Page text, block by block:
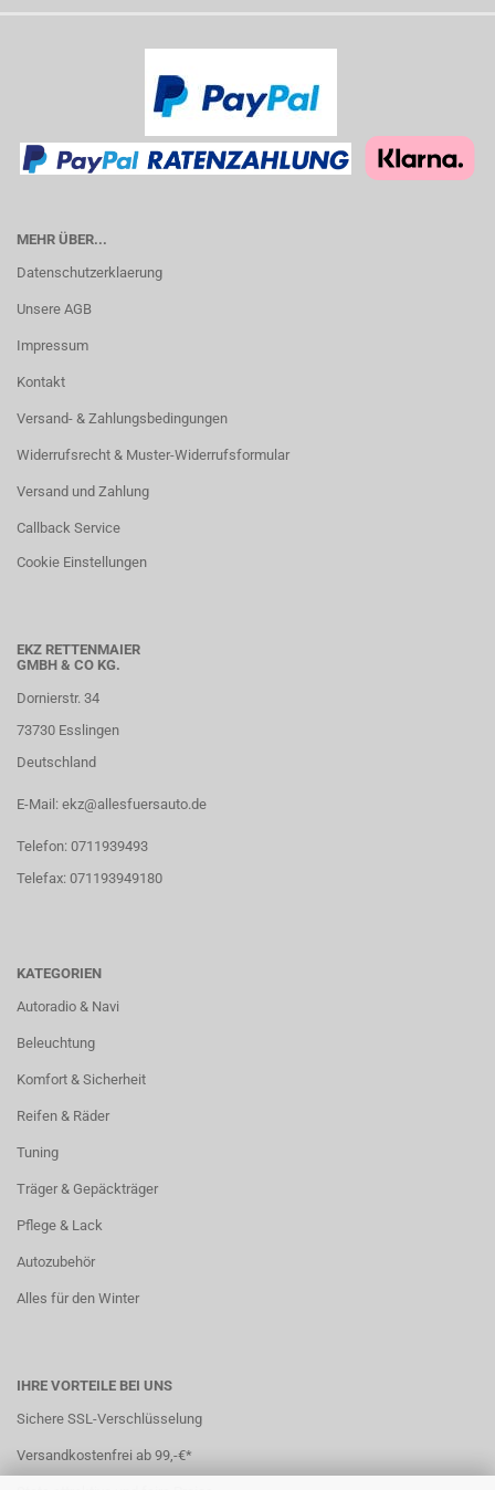
MEHR ÜBER...
Datenschutzerklaerung
Unsere AGB
Impressum
Kontakt
Versand- & Zahlungsbedingungen
Widerrufsrecht & Muster-Widerrufsformular
Versand und Zahlung
Callback Service
Cookie Einstellungen
EKZ RETTENMAIER
GMBH & CO KG.
Dornierstr. 34
73730 Esslingen
Deutschland
E-Mail: ekz@allesfuersauto.de
Telefon: 0711939493
Telefax: 071193949180
KATEGORIEN
Autoradio & Navi
Beleuchtung
Komfort & Sicherheit
Reifen & Räder
Tuning
Träger & Gepäckträger
Pflege & Lack
Autozubehör
Alles für den Winter
IHRE VORTEILE BEI UNS
Sichere SSL-Verschlüsselung
Versandkostenfrei ab 99,-€*